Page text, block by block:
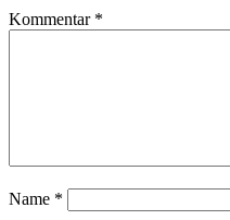
Kommentar *
Name *